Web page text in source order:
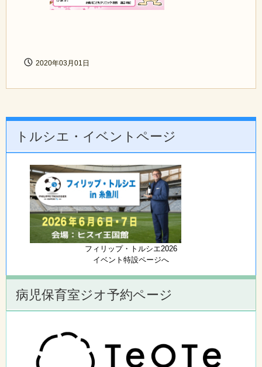
2020年03月01日
トルシエ・イベントページ
フィリップ・トルシエ2026
イベント特設ページへ
病児保育室ジオ予約ページ